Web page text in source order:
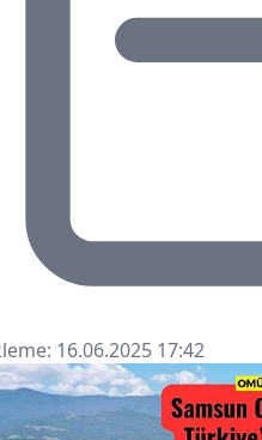
16.06.2025 17:42